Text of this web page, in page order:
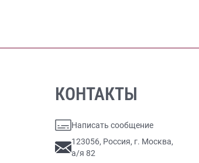
КОНТАКТЫ
Написать сообщение
123056, Россия, г. Москва,
а/я 82